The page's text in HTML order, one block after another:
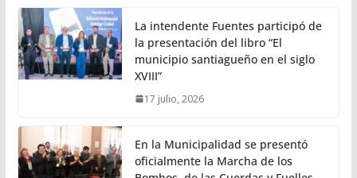
La intendente Fuentes participó de
la presentación del libro “El
municipio santiagueño en el siglo
XVIII”
17 julio, 2026
En la Municipalidad se presentó
oficialmente la Marcha de los